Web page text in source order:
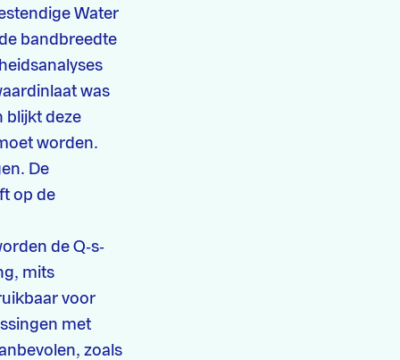
Water
bandbreedte
was
blijkt deze
worden.
De
op de
de Q‑s‑
mits
voor
met
zoals